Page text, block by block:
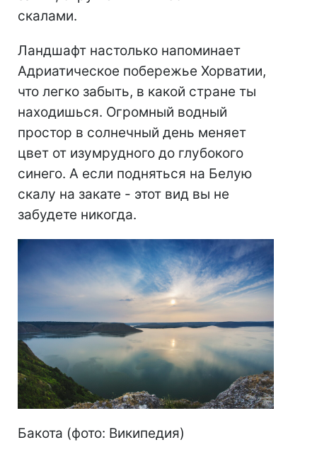
скалами.
Ландшафт настолько напоминает
Адриатическое побережье Хорватии,
что легко забыть, в какой стране ты
находишься. Огромный водный
простор в солнечный день меняет
цвет от изумрудного до глубокого
синего. А если подняться на Белую
скалу на закате - этот вид вы не
забудете никогда.
Бакота (фото: Википедия)